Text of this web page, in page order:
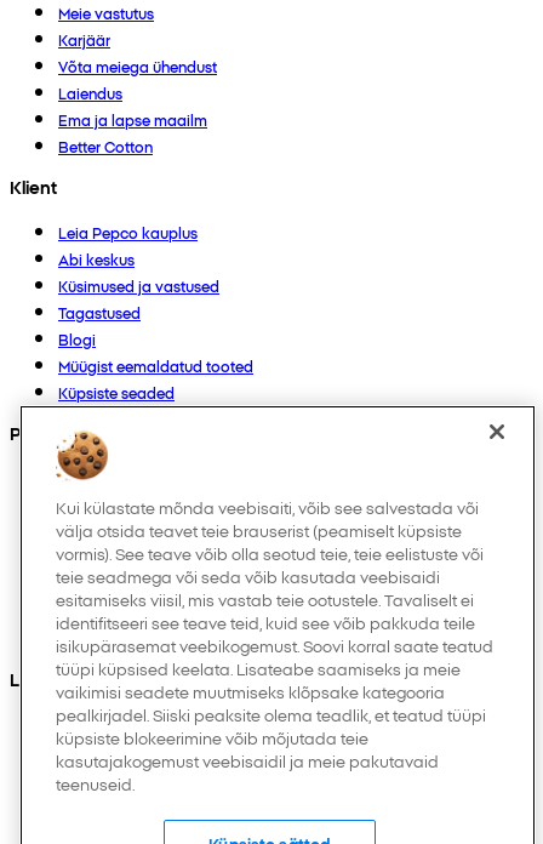
Meie vastutus
Karjäär
Võta meiega ühendust
Laiendus
Ema ja lapse maailm
Better Cotton
Klient
Leia Pepco kauplus
Abi keskus
Küsimused ja vastused
Tagastused
Blogi
Müügist eemaldatud tooted
Küpsiste seaded
Products
Kollektsioonid
Imikutele
Laps
Kodukaubad
Naistele
Meestele
Muud
Leiad meid ka
Kui külastate mõnda veebisaiti, võib see salvestada või
välja otsida teavet teie brauserist (peamiselt küpsiste
vormis). See teave võib olla seotud teie, teie eelistuste või
teie seadmega või seda võib kasutada veebisaidi
esitamiseks viisil, mis vastab teie ootustele. Tavaliselt ei
identifitseeri see teave teid, kuid see võib pakkuda teile
isikupärasemat veebikogemust. Soovi korral saate teatud
tüüpi küpsised keelata. Lisateabe saamiseks ja meie
vaikimisi seadete muutmiseks klõpsake kategooria
pealkirjadel. Siiski peaksite olema teadlik, et teatud tüüpi
küpsiste blokeerimine võib mõjutada teie
kasutajakogemust veebisaidil ja meie pakutavaid
teenuseid.